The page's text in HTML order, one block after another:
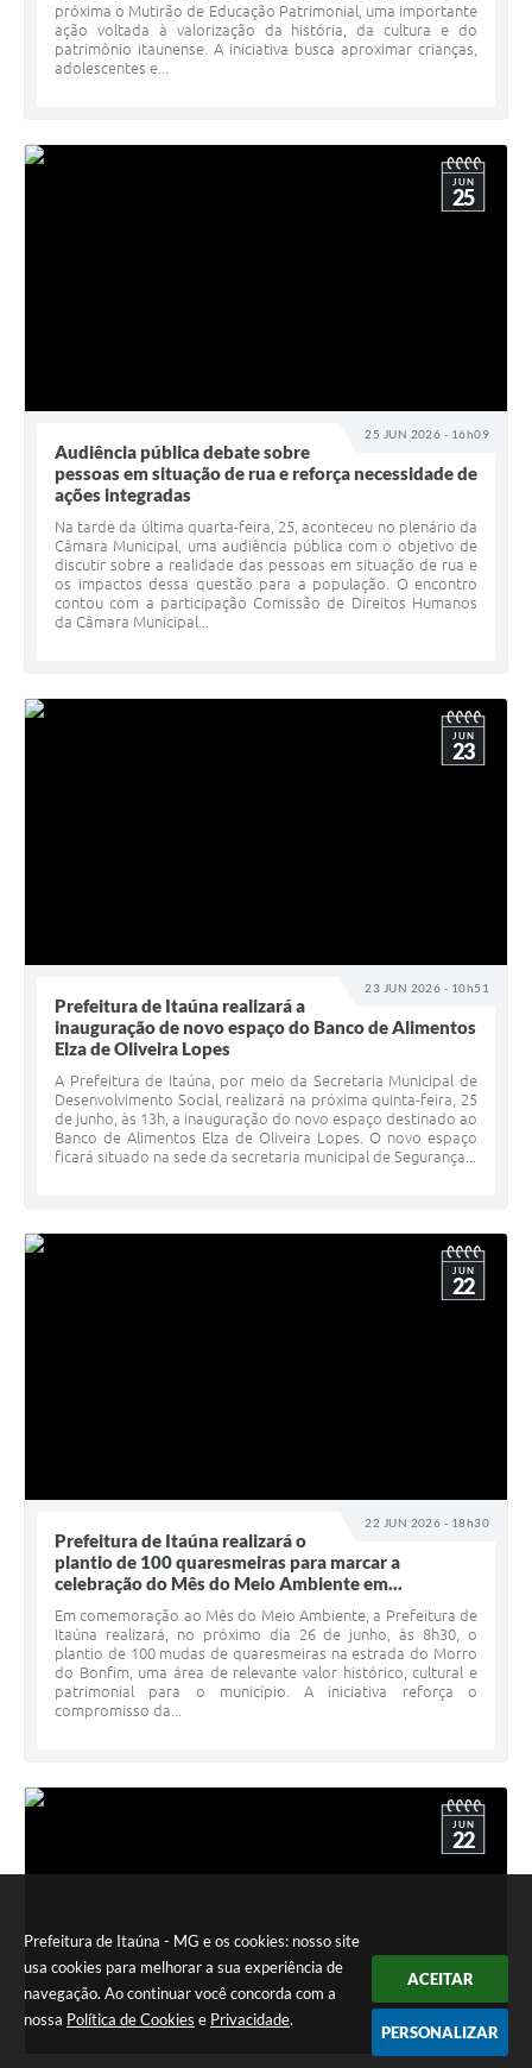
Prefeitura de Itaúna - MG e os cookies: nosso site
usa cookies para melhorar a sua experiência de
navegação. Ao continuar você concorda com a
nossa Política de Cookies e Privacidade.
ACEITAR
PERSONALIZAR
próxima o Mutirão de Educação Patrimonial, uma importante
ação voltada à valorização da história, da cultura e do
patrimônio itaunense. A iniciativa busca aproximar crianças,
adolescentes e...
25 JUN 2026 - 16h09
JUN
25
Audiência pública debate sobre
pessoas em situação de rua e reforça necessidade de
ações integradas
Na tarde da última quarta-feira, 25, aconteceu no plenário da
Câmara Municipal, uma audiência pública com o objetivo de
discutir sobre a realidade das pessoas em situação de rua e
os impactos dessa questão para a população. O encontro
contou com a participação Comissão de Direitos Humanos
da Câmara Municipal...
23 JUN 2026 - 10h51
JUN
23
Prefeitura de Itaúna realizará a
inauguração de novo espaço do Banco de Alimentos
Elza de Oliveira Lopes
A Prefeitura de Itaúna, por meio da Secretaria Municipal de
Desenvolvimento Social, realizará na próxima quinta-feira, 25
de junho, às 13h, a inauguração do novo espaço destinado ao
Banco de Alimentos Elza de Oliveira Lopes. O novo espaço
ficará situado na sede da secretaria municipal de Segurança...
22 JUN 2026 - 18h30
JUN
22
Prefeitura de Itaúna realizará o
plantio de 100 quaresmeiras para marcar a
celebração do Mês do Meio Ambiente em...
Em comemoração ao Mês do Meio Ambiente, a Prefeitura de
Itaúna realizará, no próximo dia 26 de junho, às 8h30, o
plantio de 100 mudas de quaresmeiras na estrada do Morro
do Bonfim, uma área de relevante valor histórico, cultural e
patrimonial para o município. A iniciativa reforça o
compromisso da...
JUN
22